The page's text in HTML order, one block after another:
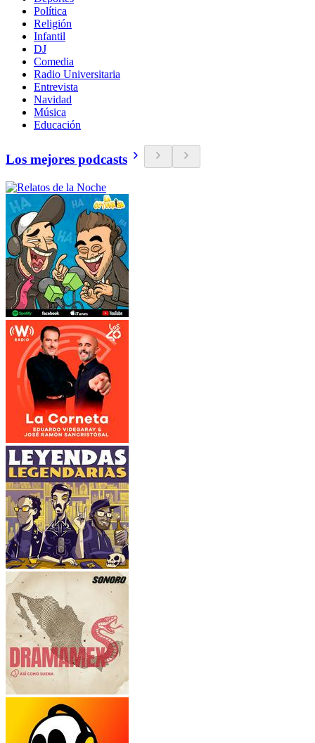
Política
Religión
Infantil
DJ
Comedia
Radio Universitaria
Entrevista
Navidad
Música
Educación
Los mejores podcasts